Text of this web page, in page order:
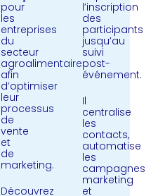
pour
les
entreprises
du
secteur
agroalimentaire
afin
d’optimiser
leur
processus
de
vente
et
de
marketing.
Découvrez
l’inscription
des
participants
jusqu’au
suivi
post-
événement.
Il
centralise
les
contacts,
automatise
les
campagnes
marketing
et